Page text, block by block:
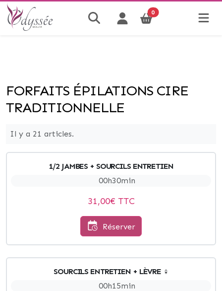
0
FORFAITS ÉPILATIONS CIRE
TRADITIONNELLE
Il y a 21 articles.
1/2 JAMBES + SOURCILS ENTRETIEN
00h30min
31,00€ TTC
Réserver
SOURCILS ENTRETIEN + LÈVRE ♀
00h15min